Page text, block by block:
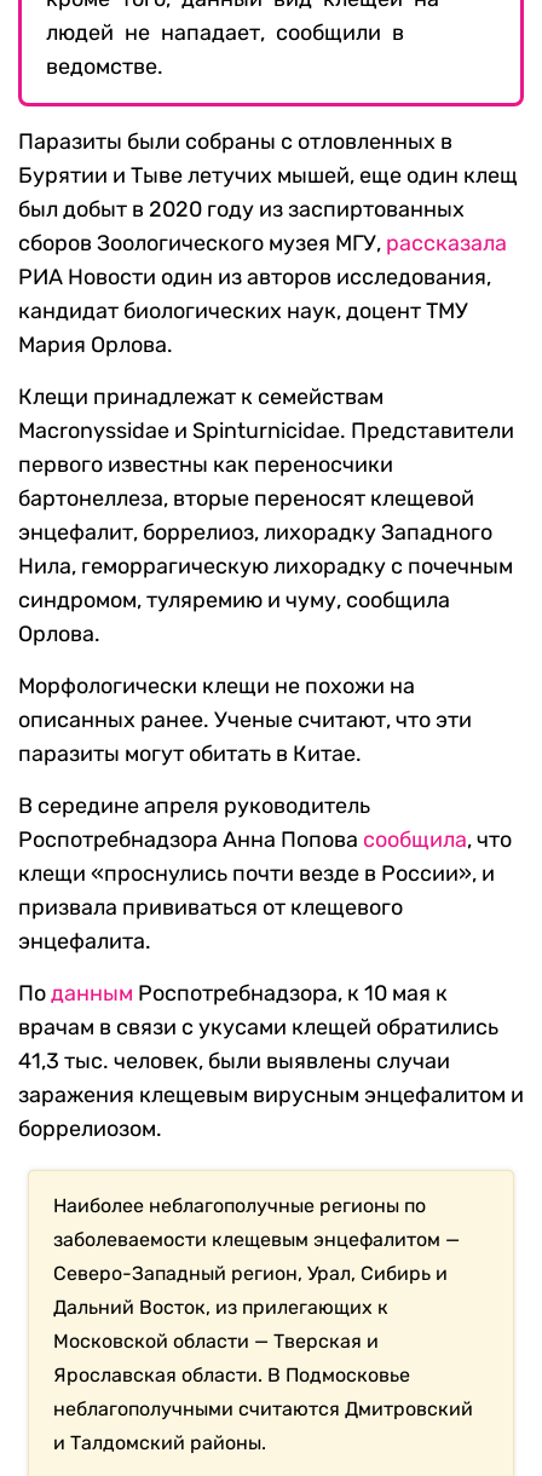
людей не нападает, сообщили в
ведомстве.
Паразиты были собраны с отловленных в
Бурятии и Тыве летучих мышей, еще один клещ
был добыт в 2020 году из заспиртованных
сборов Зоологического музея МГУ, рассказала
РИА Новости один из авторов исследования,
кандидат биологических наук, доцент ТМУ
Мария Орлова.
Клещи принадлежат к семействам
Macronyssidae и Spinturnicidae. Представители
первого известны как переносчики
бартонеллеза, вторые переносят клещевой
энцефалит, боррелиоз, лихорадку Западного
Нила, геморрагическую лихорадку с почечным
синдромом, туляремию и чуму, сообщила
Орлова.
Морфологически клещи не похожи на
описанных ранее. Ученые считают, что эти
паразиты могут обитать в Китае.
В середине апреля руководитель
Роспотребнадзора Анна Попова сообщила, что
клещи «проснулись почти везде в России», и
призвала прививаться от клещевого
энцефалита.
Поданным Роспотребнадзора, к 10 мая к
врачам в связи с укусами клещей обратились
41,3 тыс. человек, были выявлены случаи
заражения клещевым вирусным энцефалитом и
боррелиозом.
Наиболее неблагополучные регионы по
заболеваемости клещевым энцефалитом —
Северо-Западный регион, Урал, Сибирь и
Дальний Восток, из прилегающих к
Московской области — Тверская и
Ярославская области. В Подмосковье
неблагополучными считаются Дмитровский
и Талдомский районы.